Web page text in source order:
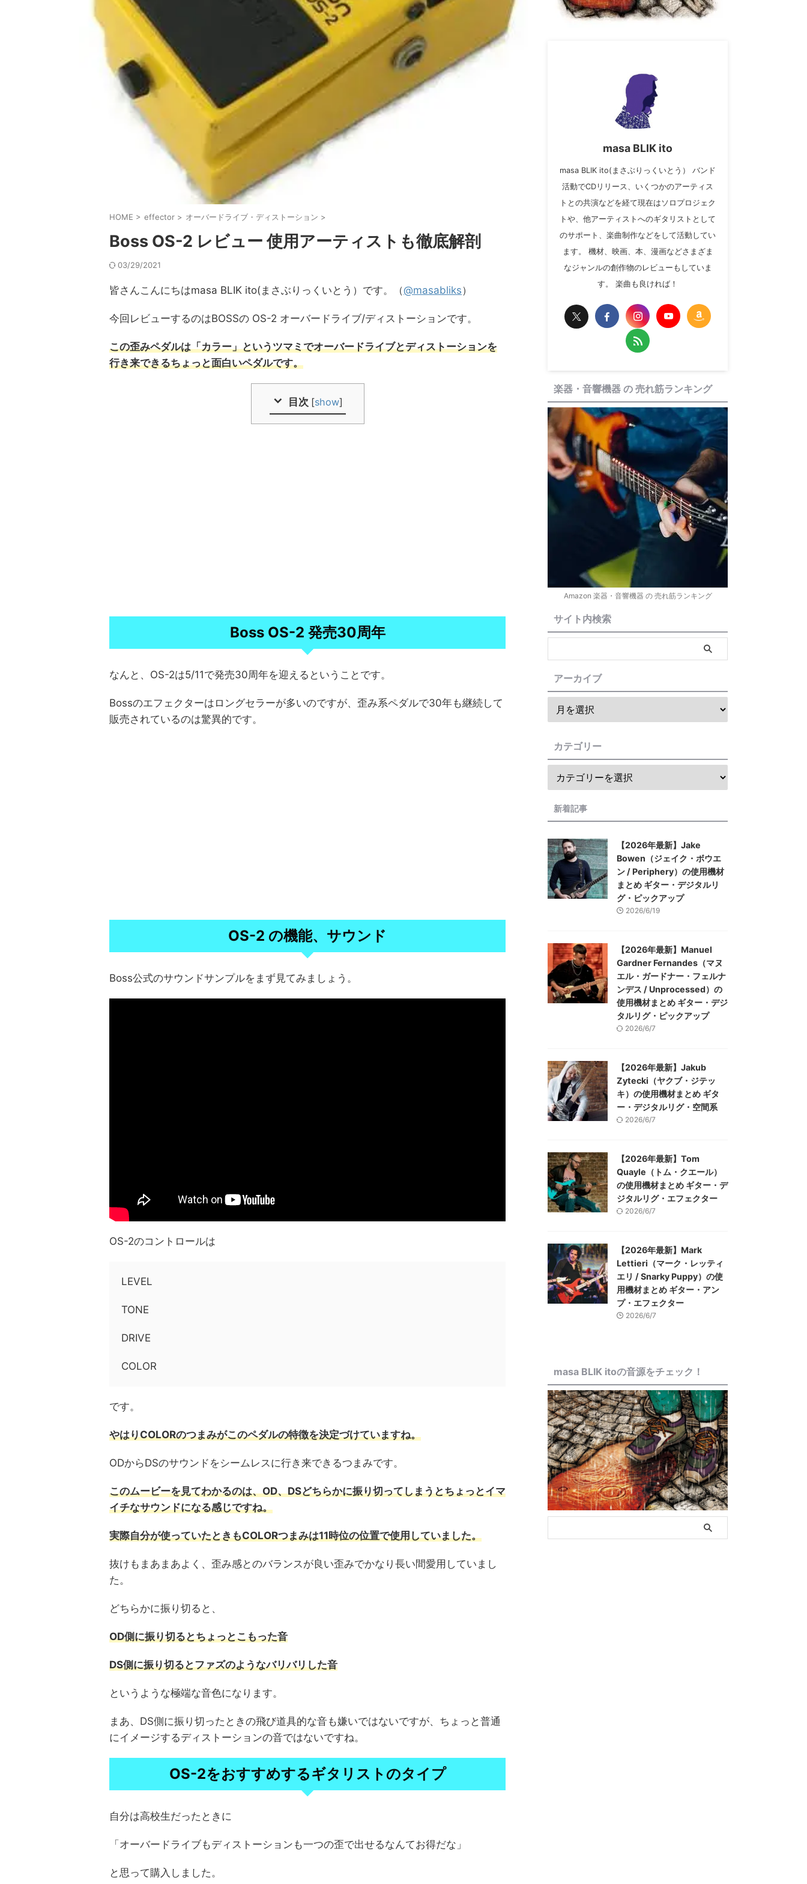
HOME > effector > オーバードライブ・ディストーション >
Boss OS-2 レビュー 使用アーティストも徹底解剖
03/29/2021
皆さんこんにちはmasa BLIK ito(まさぶりっくいとう）です。（@masabliks）
今回レビューするのはBOSSの OS-2 オーバードライブ/ディストーションです。
この歪みペダルは「カラー」というツマミでオーバードライブとディストーションを
行き来できるちょっと面白いペダルです。
目次 [show]
Boss OS-2 発売30周年
なんと、OS-2は5/11で発売30周年を迎えるということです。
Bossのエフェクターはロングセラーが多いのですが、歪み系ペダルで30年も継続して
販売されているのは驚異的です。
OS-2 の機能、サウンド
Boss公式のサウンドサンプルをまず見てみましょう。
OS-2のコントロールは
LEVEL
TONE
DRIVE
COLOR
です。
やはりCOLORのつまみがこのペダルの特徴を決定づけていますね。
ODからDSのサウンドをシームレスに行き来できるつまみです。
このムービーを見てわかるのは、OD、DSどちらかに振り切ってしまうとちょっとイマ
イチなサウンドになる感じですね。
実際自分が使っていたときもCOLORつまみは11時位の位置で使用していました。
抜けもまあまあよく、歪み感とのバランスが良い歪みでかなり長い間愛用していまし
た。
どちらかに振り切ると、
OD側に振り切るとちょっとこもった音
DS側に振り切るとファズのようなバリバリした音
というような極端な音色になります。
まあ、DS側に振り切ったときの飛び道具的な音も嫌いではないですが、ちょっと普通
にイメージするディストーションの音ではないですね。
OS-2をおすすめするギタリストのタイプ
自分は高校生だったときに
「オーバードライブもディストーションも一つの歪で出せるなんてお得だな」
と思って購入しました。
masa BLIK ito
masa BLIK ito(まさぶりっくいとう） バンド
活動でCDリリース、いくつかのアーティス
トとの共演などを経て現在はソロプロジェク
トや、他アーティストへのギタリストとして
のサポート、楽曲制作などをして活動してい
ます。 機材、映画、本、漫画などさまざま
なジャンルの創作物のレビューもしていま
す。 楽曲も良ければ！
楽器・音響機器 の 売れ筋ランキング
Amazon 楽器・音響機器 の 売れ筋ランキング
サイト内検索
アーカイブ
カテゴリー
新着記事
【2026年最新】Jake
Bowen（ジェイク・ボウエ
ン / Periphery）の使用機材
まとめ ギター・デジタルリ
グ・ピックアップ
2026/6/19
【2026年最新】Manuel
Gardner Fernandes（マヌ
エル・ガードナー・フェルナ
ンデス / Unprocessed）の
使用機材まとめ ギター・デジ
タルリグ・ピックアップ
2026/6/7
【2026年最新】Jakub
Zytecki（ヤクブ・ジテッ
キ）の使用機材まとめ ギタ
ー・デジタルリグ・空間系
2026/6/7
【2026年最新】Tom
Quayle（トム・クエール）
の使用機材まとめ ギター・デ
ジタルリグ・エフェクター
2026/6/7
【2026年最新】Mark
Lettieri（マーク・レッティ
エリ / Snarky Puppy）の使
用機材まとめ ギター・アン
プ・エフェクター
2026/6/7
masa BLIK itoの音源をチェック！